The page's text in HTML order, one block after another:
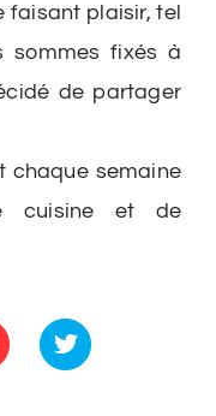
faisant plaisir, tel
sommes fixés à
de partager
chaque semaine
cuisine et de